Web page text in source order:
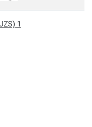
1 AED = 3,488.4950 (UZS)